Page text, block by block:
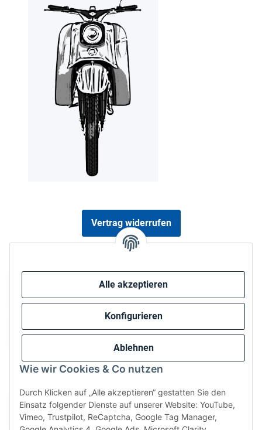
Alle akzeptieren
Konfigurieren
Ablehnen
Wie wir Cookies & Co nutzen
Durch Klicken auf „Alle akzeptieren“ gestatten Sie den
Einsatz folgender Dienste auf unserer Website: YouTube,
Vimeo, Trustpilot, ReCaptcha, Google Tag Manager,
Vertrag widerrufen
Wir versenden via: